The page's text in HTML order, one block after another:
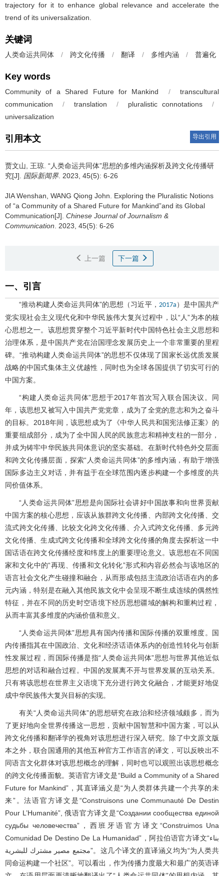
trajectory for it to enhance global relevance and accelerate the
trend of its universalization.
关键词
人类命运共同体 / 跨文化传播 / 翻译 / 多维内涵 / 普遍化
Key words
Community of a Shared Future for Mankind /
transcultural
communication
/ translation / pluralistic connotations
/
universalization
引用本文 导出引用
贾文山 王琼 “人类命运共同体”思想的多维内涵探析及跨文化传播研
究[J]. 国际新闻界 . 2023, 45(5): 6-26
JIA Wenshan WANG Qiong John
Exploring the Pluralistic Notions
of “a Community of a Shared Future for Mankind”and its Global
Communication[J]. Chinese Journal of Journalism &
Communication . 2023, 45(5): 6-26
上一篇 下一篇
一、引言
“推动构建人类命运共同体”的思想（习近平， 2017a ）是中国共产
党实现社会主义现代化和中华民族伟大复兴过程中，以“人”为本的核
心思想之一。该思想贯穿整个习近平新时代中国特色社会主义思想和
治理体系，是中国共产党在治国理念发展历史上一个非常重要的里程
碑。“推动构建人类命运共同体”的思想不仅体现了国家长远优质发展
战略的中国式集体主义优越性，同时也为全球各国提供了切实可行的
中国方案。
“构建人类命运共同体”思想于2017年首次写入联合国决议。同
年，该思想又被写入中国共产党党章，成为了全党的意志和为之奋斗
的目标。2018年间，该思想成为了《中华人民共和国宪法修正案》的
重要组成部分，成为了全中国人民的民族意志和精神支柱的一部分，
并成为铸牢中华民族共同体意识的坚实基础。在新时代特色外交层面
和跨文化传播层面，探索“人类命运共同体”的多维内涵，有助于增强
国际多边主义对话，并有益于在全球范围内逐步构建一个多维度的共
同价值体系。
“人类命运共同体”思想是向国际社会讲好中国故事和向世界贡献
中国方案的核心思想，应该从族群跨文化传播、内部跨文化传播、交
流式跨文化传播、比较文化跨文化传播、介入式跨文化传播、多元跨
文化传播、生成式跨文化传播和全球跨文化传播的角度去探析这一中
国话语在跨文化传播经度和纬度上的重要理论意义。该思想在不同国
家和文化中的“再现、传播和文化转化”形式和内容必然会与该地区的
语言社会文化产生碰撞和融合，从而形成包括主流政治话语在内的多
元内涵，特别是在融入其他民族文化中会呈现不断生成连续的偶然性
特征，并在不同的历史时空语境下经历思想疆域的解构和重构过程，
从而丰富其多维度的内涵价值和意义。
“人类命运共同体”思想具有国内传播和国际传播的双重维度。国
内传播指其在中国政治、文化和经济话语体系内的创造性转化与创新
性发展过程，而国际传播是指“人类命运共同体”思想与世界其他近似
思想的对话和融合过程。中国的发展离不开与世界发展的互动关系。
只有将该思想在世界主义语境下充分进行跨文化融合，才能更好地促
成中华民族伟大复兴目标的实现。
有关“人类命运共同体”的思想研究在政治和经济领域颇多，而为
了更好地向全世界传播这一思想，贡献中国智慧和中国方案，可以从
跨文化传播和翻译学的视角对该思想进行深入研究。除了中文原文版
本之外，联合国通用的其他五种官方工作语言的译文，可以反映出不
同语言文化群体对该思想概念的理解，同时也可以观照出该思想概念
的跨文化传播面貌。英语官方译文是“Build a Community of a Shared
Future for Mankind”，其直译涵义是“为人类群体共建一个共享的未
来”。法语官方译文是“Construisons une Communauté De Destin
Pour L’Humanité”, 俄语官方译文是“Cоздании сообщества единой
судьбы человечества”，西班牙语官方译文“Construimos Una
Comunidad De Destino De La Humanidad”，阿拉伯语官方译文“بناء
مجتمع مصير مشترك للبشرية”。这几个译文的直译涵义均为“为人类共
同命运构建一个社区”。可以看出，作为传播力度最大和最广的英语译